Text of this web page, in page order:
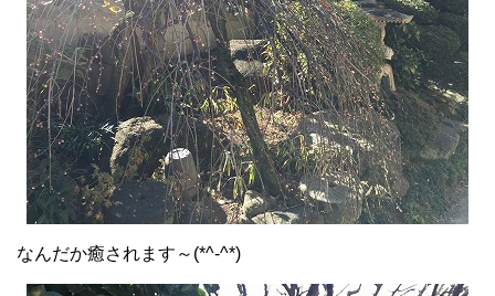
なんだか癒されます～(*^-^*)